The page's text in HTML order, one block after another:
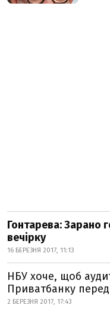
Гонтарева: Зарано
вечірку
16 БЕРЕЗНЯ 2017, 11:13
НБУ хоче, щоб
Приватбанку перед
2 БЕРЕЗНЯ 2017, 17:43